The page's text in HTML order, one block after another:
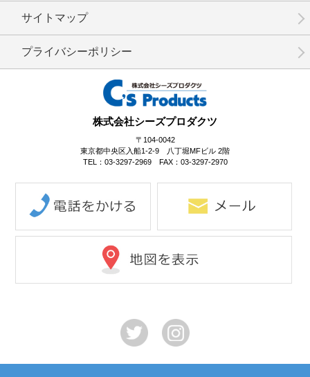
株式会社シーズプロダクツ
〒104-0042
東京都中央区入船1-2-9 八丁堀MFビル 2階
TEL：03-3297-2969 FAX：03-3297-2970
サイトマップ
プライバシーポリシー